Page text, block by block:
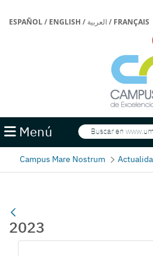
ESPAÑOL/ ENGLISH / العربية/ FRANÇAIS
Menú Buscar
Campus Mare Nostrum
2023